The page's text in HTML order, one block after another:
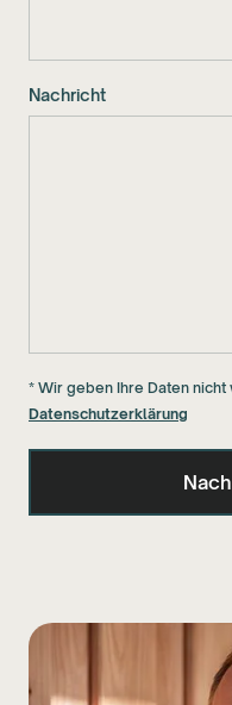
Nachricht
* Wir geben Ihre Daten
Datenschutzerklärung